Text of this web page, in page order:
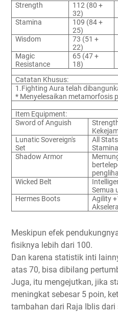
Strength
112 (80 +
32)
Stamina
109 (84 +
25)
Wisdom
73 (51 +
22)
Magic
Resistance
65 (47 +
18)
Catatan Khusus:
1.Fighting Aura telah
* Menyelesaikan metamorfosis
Item Equipment:
Sword of Anguish
Lunatic Sovereign's
Set
All
Shadow Armor
Wicked Belt
Semua
Hermes Boots
Agility
Meskipun efek
fisiknya lebih dari 100.
Dan karena statistik inti
atas 70, bisa dibilang
Juga, itu mengejutkan, jika
meningkat sebesar 5 poin,
tambahan dari Raja Iblis dari